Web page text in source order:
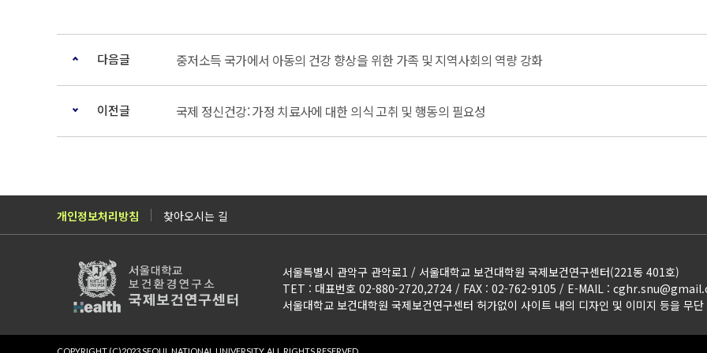
다음글 중저소득 국가에서 아동의 건강 향상을 위한 가족 및 지역사회의 역량 강화
이전글 국제 정신건강: 가정 치료사에 대한 의식 고취 및 행동의 필요성
개인정보처리방침 찾아오시는 길
서울특별시 관악구 관악로1 / 서울대학교 보건대학원 국제보건연구센터(221동 401호)
TET : 대표번호 02-880-2720,2724 / FAX : 02-762-9105 / E-MAIL :
서울대학교 보건대학원 국제보건연구센터 허가없이 사이트 내의 디자인 및 이미지 등을 무